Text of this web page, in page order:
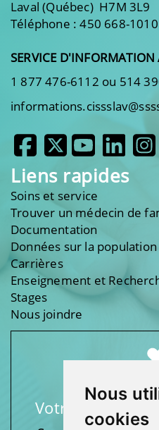
Nous
cookies
Laval (Québec) H7M 3L9
Téléphone : 450 668-1010
SERVICE
1 877 476-6112 ou 514
Liens rapides
Soins et service
Trouver un médecin de
Documentation
Données sur la population
Carrières
Enseignement et
Stages
Nous joindre
Votre soutien